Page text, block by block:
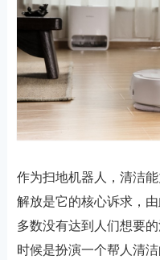
作为扫地机器人，清洁
解放是它的核心诉求，
多数没有达到人们想要
时候是扮演一个帮人清